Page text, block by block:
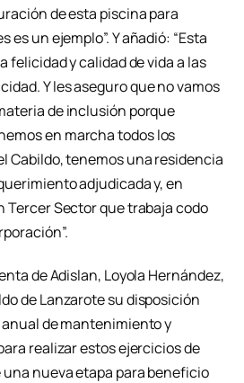
de esta piscina para
un ejemplo”. Y añadió: “Esta
felicidad y calidad de vida a las
Y les aseguro que no vamos
de inclusión porque
en marcha todos los
Cabildo, tenemos una residencia
adjudicada y, en
Sector que trabaja codo
de Adislan, Loyola Hernández,
de Lanzarote su disposición
de mantenimiento y
realizar estos ejercicios de
una nueva etapa para beneficio